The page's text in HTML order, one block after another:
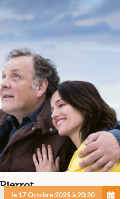
le 17 Octobre 2025 à 20:30